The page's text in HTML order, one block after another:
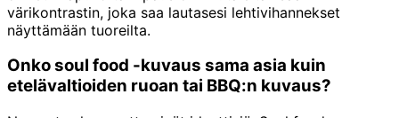
värikontrastin, joka saa lautasesi lehtivihannekset
näyttämään tuoreilta.
Onko soul food -kuvaus sama asia kuin
etelävaltioiden ruoan tai BBQ:n kuvaus?